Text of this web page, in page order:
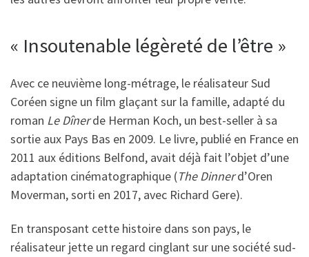
« Insoutenable légèreté de l’être »
Avec ce neuvième long-métrage, le réalisateur Sud
Coréen signe un film glaçant sur la famille, adapté du
roman Le Dînerde Herman Koch, un best-seller à sa
sortie aux Pays Bas en 2009. Le livre, publié en France en
2011 aux éditions Belfond, avait déjà fait l’objet d’une
adaptation cinématographique (The Dinnerd’Oren
Moverman, sorti en 2017, avec Richard Gere).
En transposant cette histoire dans son pays, le
réalisateur jette un regard cinglant sur une société sud-